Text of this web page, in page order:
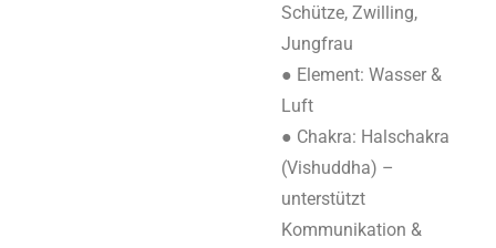
Schütze, Zwilling,
Jungfrau
● Element: Wasser &
Luft
● Chakra: Halschakra
(Vishuddha) –
unterstützt
Kommunikation &